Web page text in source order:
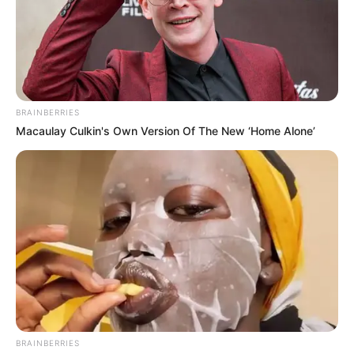
(Foto: instagram/rinaaditama_)
Biodata & Profil
BRAINBERRIES
Macaulay Culkin's Own Version Of The New ‘Home Alone’
BRAINBERRIES